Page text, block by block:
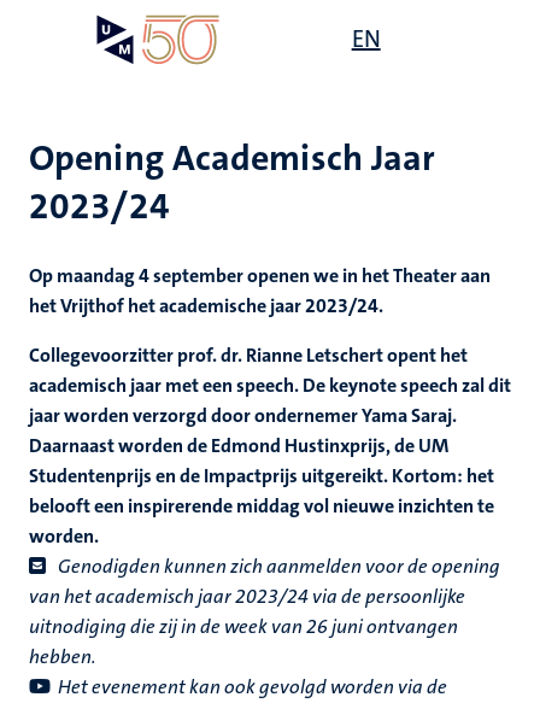
gaan
EN
Opening Academisch Jaar
2023/24
Op maandag 4 september openen we in het Theater aan
het Vrijthof het academische jaar 2023/24.
Collegevoorzitter prof. dr. Rianne Letschert opent het
academisch jaar met een speech. De keynote speech zal dit
jaar worden verzorgd door ondernemer Yama Saraj.
Daarnaast worden de Edmond Hustinxprijs, de UM
Studentenprijs en de Impactprijs uitgereikt. Kortom: het
belooft een inspirerende middag vol nieuwe inzichten te
worden.
Genodigden kunnen zich aanmelden voor de opening
van het academisch jaar 2023/24 via de persoonlijke
uitnodiging die zij in de week van 26 juni ontvangen
hebben.
Het evenement kan ook gevolgd worden via de